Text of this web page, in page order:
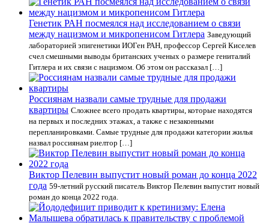
Генетик РАН посмеялся над исследованием о связи
между нацизмом и микропенисом Гитлера Заведующий
лабораторией эпигенетики ИОГен РАН, профессор Сергей Киселев
счел смешными выводы британских ученых о размере гениталий
Гитлера и их связи с нацизмом. Об этом он рассказал […]
Россиянам назвали самые трудные для продажи
квартиры Сложнее всего продать квартиры, которые находятся
на первых и последних этажах, а также с незаконными
перепланировками. Самые трудные для продажи категории жилья
назвал россиянам риелтор […]
Виктор Пелевин выпустит новый роман до конца 2022
года 59-летний русский писатель Виктор Пелевин выпустит новый
роман до конца 2022 года.